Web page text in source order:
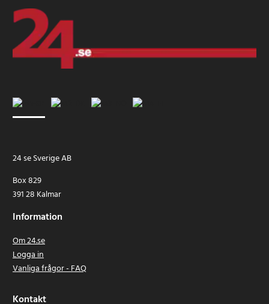
24 se Sverige AB
Box 829
391 28 Kalmar
Information
Om 24.se
Logga in
Vanliga frågor - FAQ
Kontakt